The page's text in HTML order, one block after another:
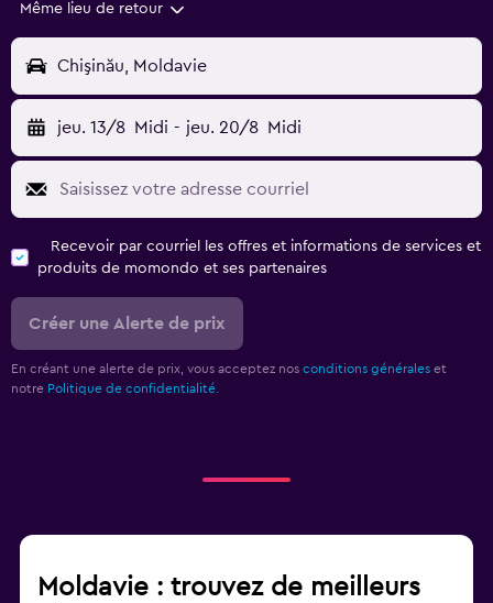
Même lieu de retour
Chişinău, Moldavie
jeu. 13/8 Midi - jeu. 20/8 Midi
Recevoir par courriel les offres et informations de services et
produits de momondo et ses partenaires
Créer une Alerte de prix
En créant une alerte de prix, vous acceptez nos conditions générales et
notre Politique de confidentialité.
Moldavie : trouvez de meilleurs